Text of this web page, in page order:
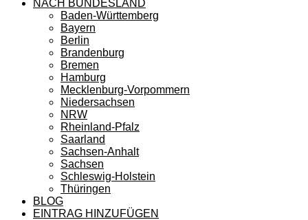
NACH BUNDESLAND
Baden-Württemberg
Bayern
Berlin
Brandenburg
Bremen
Hamburg
Mecklenburg-Vorpommern
Niedersachsen
NRW
Rheinland-Pfalz
Saarland
Sachsen-Anhalt
Sachsen
Schleswig-Holstein
Thüringen
BLOG
EINTRAG HINZUFÜGEN